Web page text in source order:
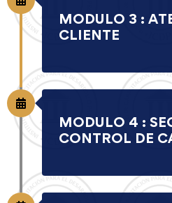
MODULO 3 :
CLIENTE
MODULO 4 :
CONTROL DE